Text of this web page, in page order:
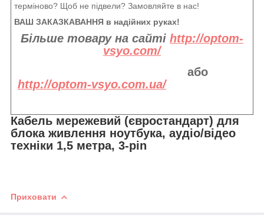
терміново? Щоб не підвели? Замовляйте в нас!
ВАШ ЗАКАЗКАВАННЯ в надійних руках!
Більше товару на сайті http://optom-
vsyo.com/
або
http://optom-vsyo.com.ua/
Кабель мережевий (євростандарт) для
блока живлення ноутбука, аудіо/відео
техніки 1,5 метра, 3-pin
Приховати